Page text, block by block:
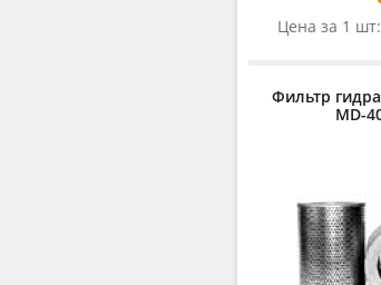
Цена за 1 шт:
Фильтр
MD-